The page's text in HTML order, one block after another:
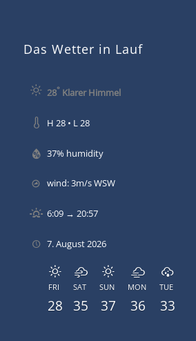
Das Wetter in Lauf
28° Klarer Himmel
H 28 • L 28
37% humidity
wind: 3m/s WSW
6:09 → 20:57
7. August 2026
FRI
28
SAT
35
SUN
37
MON
36
TUE
33